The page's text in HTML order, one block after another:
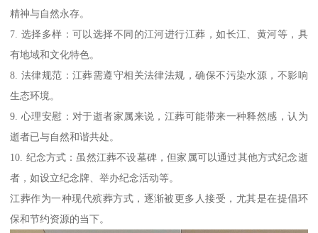
精神与自然永存。
7. 选择多样：可以选择不同的江河进行江葬，如长江、黄河等，具
有地域和文化特色。
8. 法律规范：江葬需遵守相关法律法规，确保不污染水源，不影响
生态环境。
9. 心理安慰：对于逝者家属来说，江葬可能带来一种释然感，认为
逝者已与自然和谐共处。
10. 纪念方式：虽然江葬不设墓碑，但家属可以通过其他方式纪念逝
者，如设立纪念牌、举办纪念活动等。
江葬作为一种现代殡葬方式，逐渐被更多人接受，尤其是在提倡环
保和节约资源的当下。